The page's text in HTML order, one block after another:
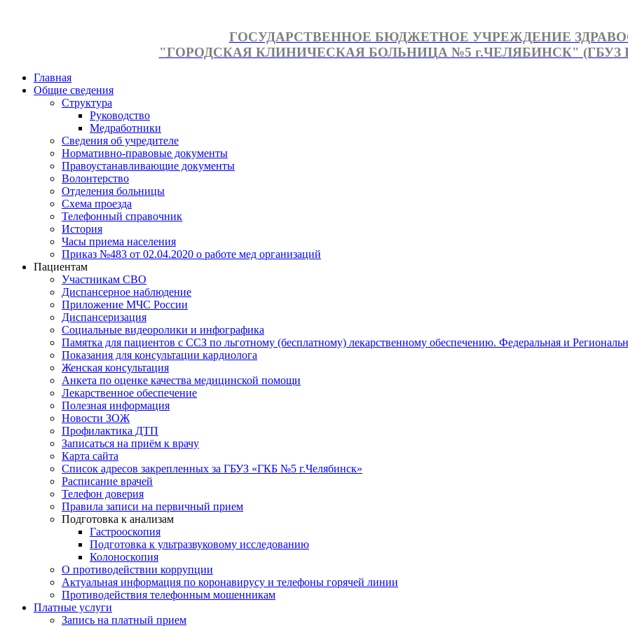
ГОСУДАРСТВЕННОЕ БЮДЖЕТНОЕ УЧРЕЖДЕНИЕ
"ГОРОДСКАЯ КЛИНИЧЕСКАЯ БОЛЬНИЦА №5 г.ЧЕЛЯБИНСК" (ГБУЗ
Главная
Общие сведения
Структура
Руководство
Медработники
Сведения об учредителе
Нормативно-правовые документы
Правоустанавливающие документы
Волонтерство
Отделения больницы
Схема проезда
Телефонный справочник
История
Часы приема населения
Приказ №483 от 02.04.2020 о работе мед организаций
Пациентам
Участникам СВО
Диспансерное наблюдение
Приложение МЧС России
Диспансеризация
Социальные видеоролики и инфографика
Памятка для пациентов с ССЗ по льготному (бесплатному) лекарственному обеспечению. Федеральная и
Показания для консультации кардиолога
Женская консультация
Анкета по оценке качества медицинской помощи
Лекарственное обеспечение
Полезная информация
Новости ЗОЖ
Профилактика ДТП
Записаться на приём к врачу
Карта сайта
Список адресов закрепленных за ГБУЗ «ГКБ №5 г.Челябинск»
Расписание врачей
Телефон доверия
Правила записи на первичный прием
Подготовка к анализам
Гастрооскопия
Подготовка к ультразвуковому исследованию
Колоноскопия
О противодействии коррупции
Актуальная информация по коронавирусу и телефоны горячей линии
Противодействия телефонным мошенникам
Платные услуги
Запись на платный прием